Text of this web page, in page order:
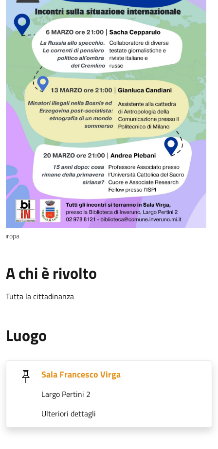
europa
A chi è rivolto
Tutta la cittadinanza
Luogo
Sala Francesco Virga
Largo Pertini 2
Ulteriori dettagli